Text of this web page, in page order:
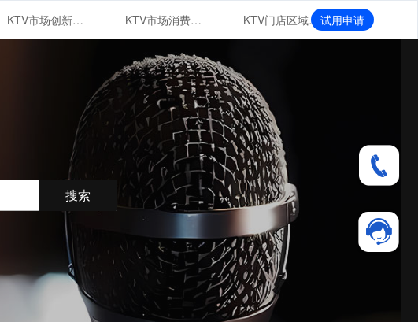
KTV市场创新业态 KTV市场消费群体特征与行为分析 KTV门店区域布局与扩张战略 试用申请
搜索